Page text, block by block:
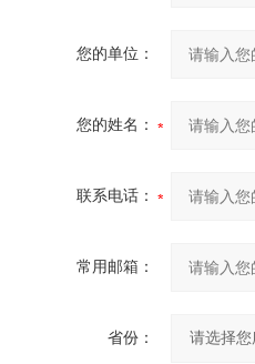
您的单位：
您的姓名：
联系电话：
常用邮箱：
省份：